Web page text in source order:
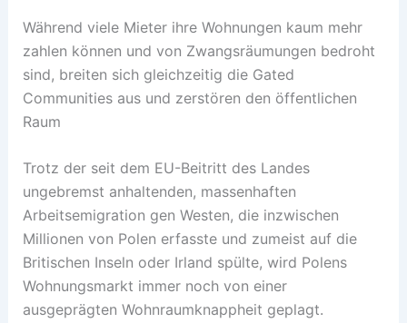
Während viele Mieter ihre Wohnungen kaum mehr
zahlen können und von Zwangsräumungen bedroht
sind, breiten sich gleichzeitig die Gated
Communities aus und zerstören den öffentlichen
Raum
Trotz der seit dem EU-Beitritt des Landes
ungebremst anhaltenden, massenhaften
Arbeitsemigration gen Westen, die inzwischen
Millionen von Polen erfasste und zumeist auf die
Britischen Inseln oder Irland spülte, wird Polens
Wohnungsmarkt immer noch von einer
ausgeprägten Wohnraumknappheit geplagt.